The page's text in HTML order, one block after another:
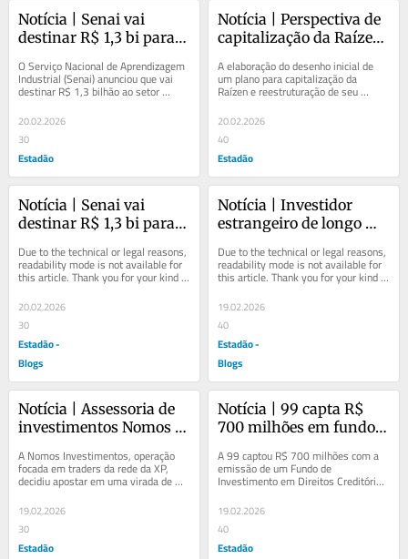
Notícia | Senai vai
destinar R$ 1,3 bi para
setor automotivo
O Serviço Nacional de Aprendizagem
Industrial (Senai) anunciou que vai
destinar R$ 1,3 bilhão ao setor
automotivo até 2029, no âmbito do
Programa...
20.02.2026
30
Estadão
Notícia | Perspectiva de
capitalização da Raízen
credores
A elaboração do desenho inicial de
um plano para capitalização da
Raízen e reestruturação de seu
passivo tirou pressão dos papéis
emitidos no...
20.02.2026
40
Estadão
Notícia | Senai vai
destinar R$ 1,3 bi para
setor automotivo
Due to the technical or legal reasons,
readability mode is not available for
this article. Thank you for your kind
20.02.2026
30
Estadão -
Blogs
Notícia | Investidor
estrangeiro de longo
na B3, diz Bradesco
Due to the technical or legal reasons,
readability mode is not available for
this article. Thank you for your kind
19.02.2026
40
Estadão -
Blogs
Notícia | Assessoria de
investimentos Nomos
renda
A Nomos Investimentos, operação
focada em traders da rede da XP,
decidiu apostar em uma virada de
chave. Após crescer ancorada no
público de renda...
19.02.2026
30
Estadão
Notícia | 99 capta R$
700 milhões em fundo
conta digital
A 99 captou R$ 700 milhões com a
emissão de um Fundo de
Investimento em Direitos Creditórios
carteira de...
19.02.2026
40
Estadão